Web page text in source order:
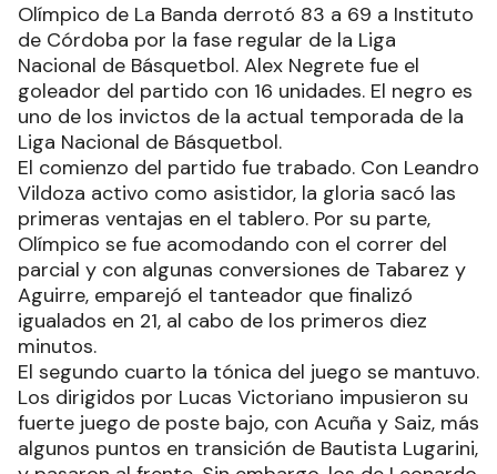
Olímpico de La Banda derrotó 83 a 69 a Instituto
de Córdoba por la fase regular de la Liga
Nacional de Básquetbol. Alex Negrete fue el
goleador del partido con 16 unidades. El negro es
uno de los invictos de la actual temporada de la
Liga Nacional de Básquetbol.
El comienzo del partido fue trabado. Con Leandro
Vildoza activo como asistidor, la gloria sacó las
primeras ventajas en el tablero. Por su parte,
Olímpico se fue acomodando con el correr del
parcial y con algunas conversiones de Tabarez y
Aguirre, emparejó el tanteador que finalizó
igualados en 21, al cabo de los primeros diez
minutos.
El segundo cuarto la tónica del juego se mantuvo.
Los dirigidos por Lucas Victoriano impusieron su
fuerte juego de poste bajo, con Acuña y Saiz, más
algunos puntos en transición de Bautista Lugarini,